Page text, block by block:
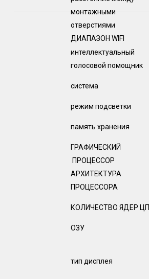
монтажными
отверстиями
ДИАПАЗОН WIFI
интеллектуальный
голосовой помощник
система
режим подсветки
память хранения
ГРАФИЧЕСКИЙ
ПРОЦЕССОР
АРХИТЕКТУРА
ПРОЦЕССОРА
КОЛИЧЕСТВО ЯДЕР ЦП
ОЗУ
тип дисплея